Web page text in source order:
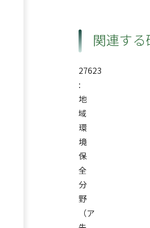
関連す
27623
:
地
域
環
境
保
全
分
野
（ア